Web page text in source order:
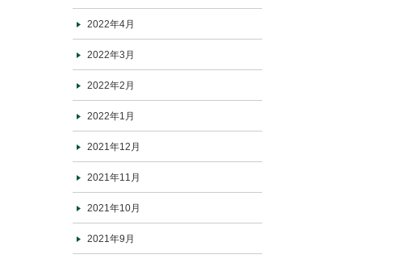
2022年4月
2022年3月
2022年2月
2022年1月
2021年12月
2021年11月
2021年10月
2021年9月